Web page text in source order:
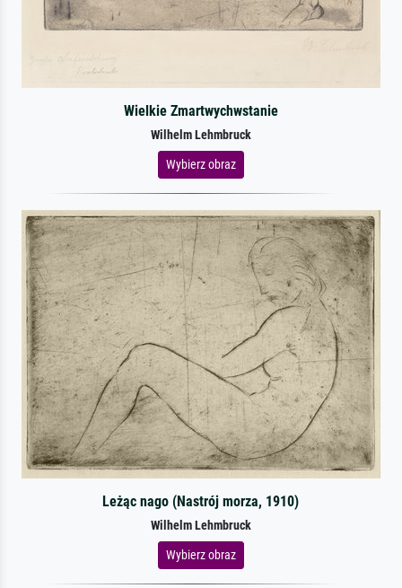
Wielkie Zmartwychwstanie
Wilhelm Lehmbruck
Wybierz obraz
Leżąc nago (Nastrój morza, 1910)
Wilhelm Lehmbruck
Wybierz obraz